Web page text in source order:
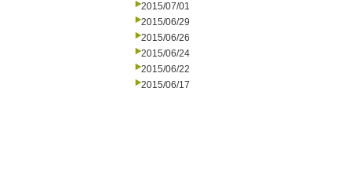
2015/07/01
2015/06/29
2015/06/26
2015/06/24
2015/06/22
2015/06/17